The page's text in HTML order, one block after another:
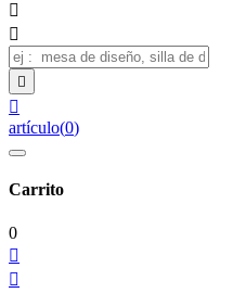




artículo(0)
Carrito
0

